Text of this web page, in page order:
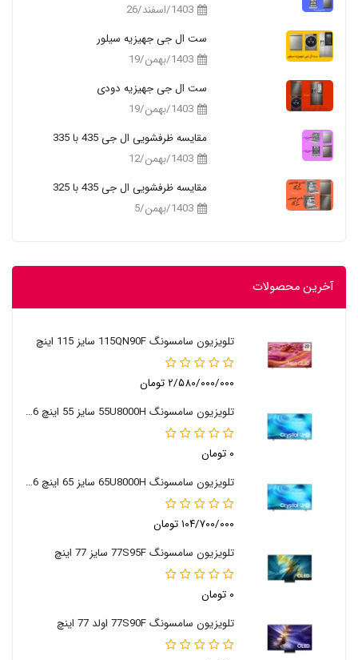
1403/اسفند/26
ست ال جی جهیزیه سیلور
1403/بهمن/19
ست ال جی جهیزیه دودی
1403/بهمن/19
مقایسه ظرفشویی ال جی 435 با 335
1403/بهمن/12
مقایسه ظرفشویی ال جی 435 با 325
1403/بهمن/5
آخرین محصولات
تلویزیون سامسونگ 115QN90F سایز 115 اینچ
۲/۵۸۰/۰۰۰/۰۰۰ تومان
تلویزیون سامسونگ 55U8000H سایز 55 اینچ 2026
۰ تومان
تلویزیون سامسونگ 65U8000H سایز 65 اینچ 2026
۱۰۴/۷۰۰/۰۰۰ تومان
تلویزیون سامسونگ 77S95F سایز 77 اینچ
۰ تومان
تلویزیون سامسونگ 77S90F اولد 77 اینچ